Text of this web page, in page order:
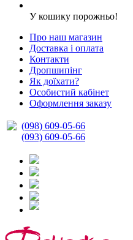
У кошику порожньо!
Про наш магазин
Доставка і оплата
Контакти
Дропшипінг
Як доїхати?
Особистий кабінет
Оформлення заказу
(098) 609-05-66
(093) 609-05-66